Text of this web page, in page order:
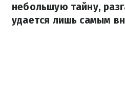
небольшую тайну,
удается лишь самым